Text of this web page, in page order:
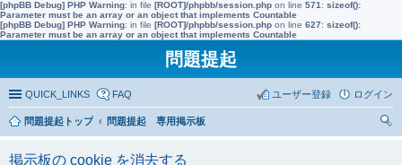
[phpBB Debug] PHP Warning: in file [ROOT]/phpbb/session.php on line 571 : sizeof():
Parameter must be an array or an object that implements Countable
[phpBB Debug] PHP Warning: in file [ROOT]/phpbb/session.php on line 627: sizeof():
Parameter must be an array or an object that implements Countable
問題提起
QUICK_LINKS FAQ ログイン
ユーザー登録
問題提起トップ
問題提起 専用掲示板
掲示板の cookie を消去する